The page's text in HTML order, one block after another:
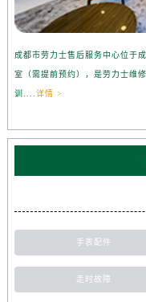
成都市劳力士售后服务中心位于
室（需提前预约），是劳力士维
训....详情 >
手表配件
走时故障